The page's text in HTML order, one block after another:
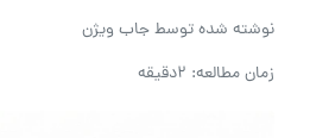
نوشته شده توسطجاب ویژن
زمان مطالعه: 2دقیقه